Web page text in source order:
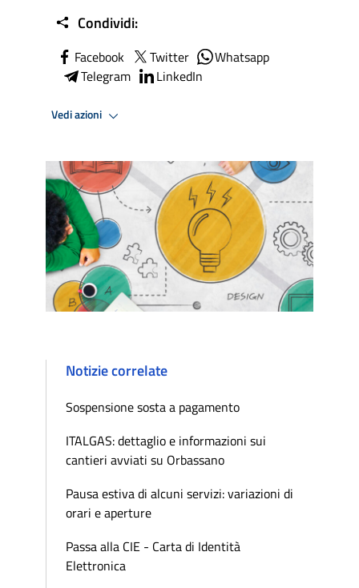
Condividi:
Facebook Twitter
Whatsapp
Telegram
LinkedIn
Vedi azioni
Notizie correlate
Sospensione sosta a pagamento
ITALGAS: dettaglio e informazioni sui
cantieri avviati su Orbassano
Pausa estiva di alcuni servizi: variazioni di
orari e aperture
Passa alla CIE - Carta di Identità
Elettronica